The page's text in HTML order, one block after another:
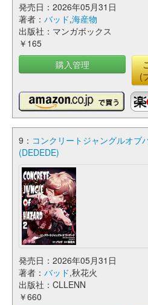
発売日：2026年05月31日
著者： バッド,海産物
出版社：マンガボックス
￥165
購入管理
(
9： コンクリートジャングルオブ
(DEDEDE)
発売日：2026年05月31日
著者： バッド,秋花火
出版社：CLLENN
￥660